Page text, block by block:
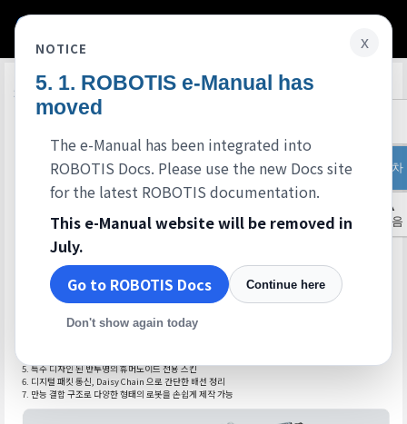
목차
▲
처음
Edit on GitHub
개요
우수한 보행 성능의 휴머노이드 예제 (보행 중 스스로 자세 보정)
자이로 센서, 절대 거리 센서, 적외선 센서 등 다양한 센서 탑재
특수 디자인 된 반투명의 휴머노이드 전용 스킨
디지털 패킷 통신, Daisy Chain 으로 간단한 배선 정리
만능 결합 구조로 다양한 형태의 로봇을 손쉽게 제작 가능
x
NOTICE
ROBOTIS e-Manual has
moved
The e-Manual has been integrated into
ROBOTIS Docs. Please use the new Docs site
for the latest ROBOTIS documentation.
This e-Manual website will be removed in
July.
Go to ROBOTIS Docs
Continue here
Don't show again today